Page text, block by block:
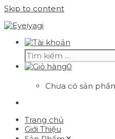
Skip to content
0
Chưa có sản
Trang chủ
Giới Thiệu